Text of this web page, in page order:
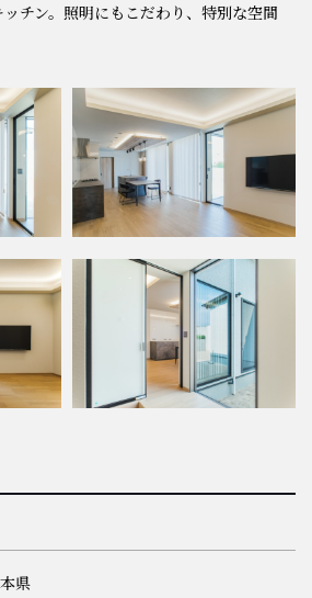
チン。照明にもこだわり、特別な空間
県